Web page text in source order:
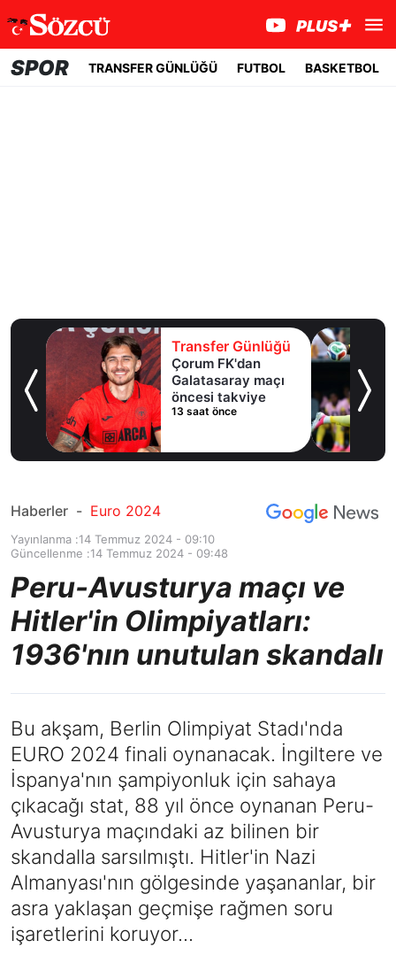
SPOR TRANSFER GÜNLÜĞÜ FUTBOL BASKETBOL
belli
Transfer Günlüğü
Çorum FK'dan
Galatasaray maçı
öncesi takviye
13 saat önce
Haberler - Euro 2024
Yayınlanma :14 Temmuz 2024 - 09:10
Güncellenme :14 Temmuz 2024 - 09:48
Peru-Avusturya maçı ve
Hitler'in Olimpiyatları:
1936'nın unutulan skandalı
Bu akşam, Berlin Olimpiyat Stadı'nda
EURO 2024 finali oynanacak. İngiltere ve
İspanya'nın şampiyonluk için sahaya
çıkacağı stat, 88 yıl önce oynanan Peru-
Avusturya maçındaki az bilinen bir
skandalla sarsılmıştı. Hitler'in Nazi
Almanyası'nın gölgesinde yaşananlar, bir
asra yaklaşan geçmişe rağmen soru
işaretlerini koruyor...